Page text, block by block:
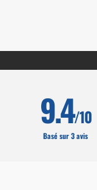
9.4/10
Basé sur 3 avis